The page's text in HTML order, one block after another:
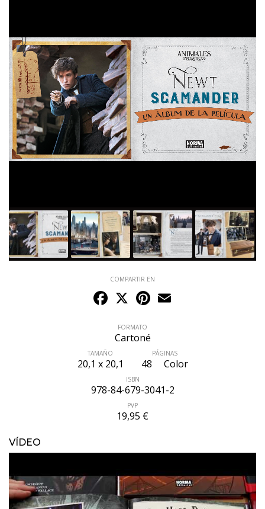
COMPARTIR EN
Facebook
X Pinterest
FORMATO
Cartoné
TAMAÑO
20,1 x 20,1
PÁGINAS
48 Color
ISBN
978-84-679-3041-2
PVP
19,95 €
VÍDEO